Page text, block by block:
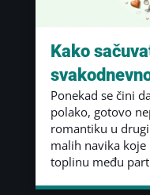
Kako
Ponekad se čini
polako, gotovo
romantiku u
malih navika
toplinu među